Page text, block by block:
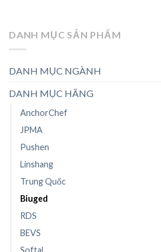
DANH MỤC SẢN PHẨM
DANH MỤC NGÀNH
DANH MỤC HÃNG
AnchorChef
JPMA
Pushen
Linshang
Trung Quốc
Biuged
RDS
BEVS
Softal